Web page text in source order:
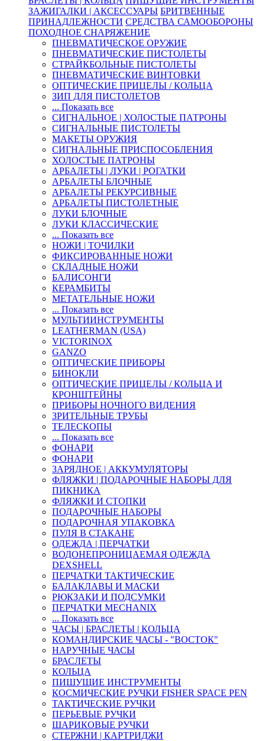
ЗАЖИГАЛКИ | АКСЕССУАРЫ БРИТВЕННЫЕ
ПРИНАДЛЕЖНОСТИ СРЕДСТВА САМООБОРОНЫ
ПОХОДНОЕ СНАРЯЖЕНИЕ
ПНЕВМАТИЧЕСКОЕ ОРУЖИЕ
ПНЕВМАТИЧЕСКИЕ ПИСТОЛЕТЫ
СТРАЙКБОЛЬНЫЕ ПИСТОЛЕТЫ
ПНЕВМАТИЧЕСКИЕ ВИНТОВКИ
ОПТИЧЕСКИЕ ПРИЦЕЛЫ / КОЛЬЦА
ЗИП ДЛЯ ПИСТОЛЕТОВ
... Показать все
СИГНАЛЬНОЕ | ХОЛОСТЫЕ ПАТРОНЫ
СИГНАЛЬНЫЕ ПИСТОЛЕТЫ
МАКЕТЫ ОРУЖИЯ
СИГНАЛЬНЫЕ ПРИСПОСОБЛЕНИЯ
ХОЛОСТЫЕ ПАТРОНЫ
АРБАЛЕТЫ | ЛУКИ | РОГАТКИ
АРБАЛЕТЫ БЛОЧНЫЕ
АРБАЛЕТЫ РЕКУРСИВНЫЕ
АРБАЛЕТЫ ПИСТОЛЕТНЫЕ
ЛУКИ БЛОЧНЫЕ
ЛУКИ КЛАССИЧЕСКИЕ
... Показать все
НОЖИ | ТОЧИЛКИ
ФИКСИРОВАННЫЕ НОЖИ
СКЛАДНЫЕ НОЖИ
БАЛИСОНГИ
КЕРАМБИТЫ
МЕТАТЕЛЬНЫЕ НОЖИ
... Показать все
МУЛЬТИИНСТРУМЕНТЫ
LEATHERMAN (USA)
VICTORINOX
GANZO
ОПТИЧЕСКИЕ ПРИБОРЫ
БИНОКЛИ
ОПТИЧЕСКИЕ ПРИЦЕЛЫ / КОЛЬЦА И
КРОНШТЕЙНЫ
ПРИБОРЫ НОЧНОГО ВИДЕНИЯ
ЗРИТЕЛЬНЫЕ ТРУБЫ
ТЕЛЕСКОПЫ
... Показать все
ФОНАРИ
ФОНАРИ
ЗАРЯДНОЕ | АККУМУЛЯТОРЫ
ФЛЯЖКИ | ПОДАРОЧНЫЕ НАБОРЫ ДЛЯ
ПИКНИКА
ФЛЯЖКИ И СТОПКИ
ПОДАРОЧНЫЕ НАБОРЫ
ПОДАРОЧНАЯ УПАКОВКА
ПУЛЯ В СТАКАНЕ
ОДЕЖДА | ПЕРЧАТКИ
ВОДОНЕПРОНИЦАЕМАЯ ОДЕЖДА
DEXSHELL
ПЕРЧАТКИ ТАКТИЧЕСКИЕ
БАЛАКЛАВЫ И МАСКИ
РЮКЗАКИ И ПОДСУМКИ
ПЕРЧАТКИ MECHANIX
... Показать все
ЧАСЫ | БРАСЛЕТЫ | КОЛЬЦА
КОМАНДИРСКИЕ ЧАСЫ - "ВОСТОК"
НАРУЧНЫЕ ЧАСЫ
БРАСЛЕТЫ
КОЛЬЦА
ПИШУЩИЕ ИНСТРУМЕНТЫ
КОСМИЧЕСКИЕ РУЧКИ FISHER SPACE PEN
ТАКТИЧЕСКИЕ РУЧКИ
ПЕРЬЕВЫЕ РУЧКИ
ШАРИКОВЫЕ РУЧКИ
СТЕРЖНИ | КАРТРИДЖИ